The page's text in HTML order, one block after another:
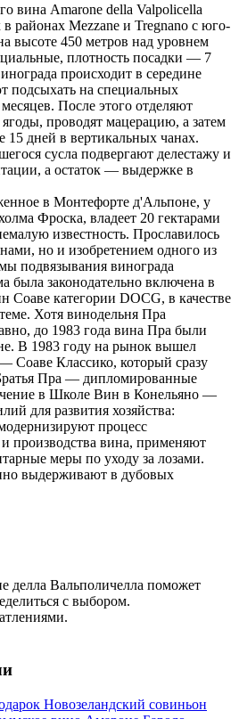
вина Amarone della Valpolicella
районах Mezzane и Tregnano с юго-
высоте 450 метров над уровнем
плотность посадки — 7
происходит в середине
подсыхать на специальных
После этого отделяют
проводят мацерацию, а затем
дней в вертикальных чанах.
сусла подвергают делестажу и
а остаток — выдержке в
в Монтефорте д'Альпоне, у
Фроска, владеет 20 гектарами
известность. Прославилось
но и изобретением одного из
подвязывания винограда
была законодательно включена в
Соаве категории DOCG, в качестве
Хотя винодельня Пра
до 1983 года вина Пра были
В 1983 году на рынок вышел
Соаве Классико, который сразу
Пра — дипломированные
в Школе Вин в Конельяно —
для развития хозяйства:
процесс
производства вина, применяют
меры по уходу за лозами.
выдерживают в дубовых
делла Вальполичелла поможет
с выбором.
Новозеландский совиньон